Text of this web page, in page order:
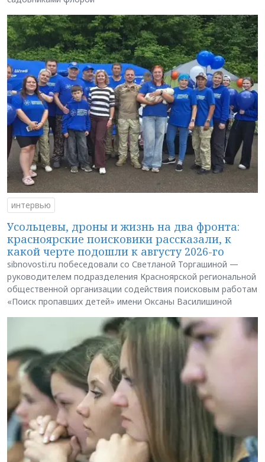
интервью
Усольцевы, дроны и жизнь на два фронта:
красноярские поисковики рассказали, к
какой черте подошли к августу 2026-го
sibnovosti.ru побеседовали со Светланой Торгашиной —
руководителем подразделения Красноярской региональной
общественной организации содействия поисковым работам
«Поиск пропавших детей» имени Оксаны Василишиной